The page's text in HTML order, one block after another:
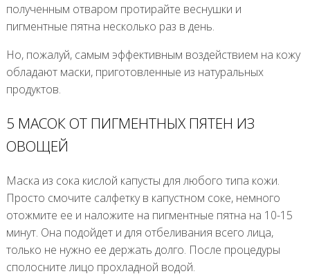
полученным отваром протирайте веснушки и
пигментные пятна несколько раз в день.
Но, пожалуй, самым эффективным воздействием на кожу
обладают маски, приготовленные из натуральных
продуктов.
5 МАСОК ОТ ПИГМЕНТНЫХ ПЯТЕН ИЗ
ОВОЩЕЙ
Маска из сока кислой капусты для любого типа кожи.
Просто смочите салфетку в капустном соке, немного
отожмите ее и наложите на пигментные пятна на 10-15
минут. Она подойдет и для отбеливания всего лица,
только не нужно ее держать долго. После процедуры
сполосните лицо прохладной водой.